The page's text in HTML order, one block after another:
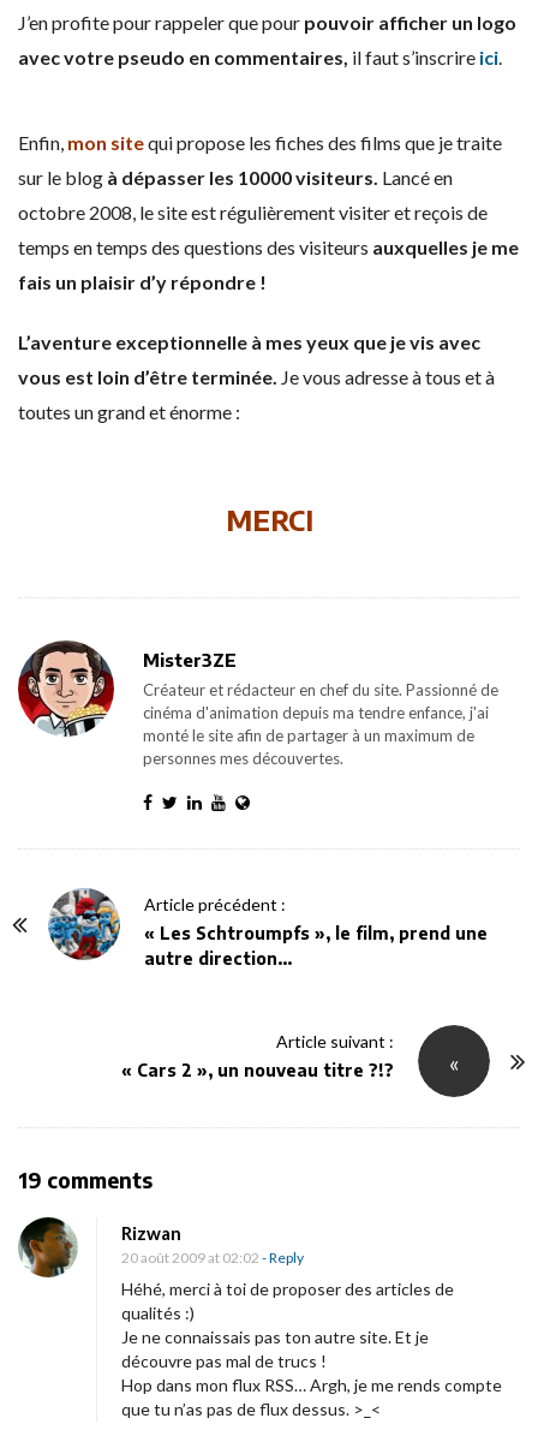
J’en profite pour rappeler que pour pouvoir afficher un logo
avec votre pseudo en commentaires, il faut s’inscrire ici
Enfin, mon sitequi propose les fiches des films que je traite
sur le blog à dépasser les 10000 visiteurs. Lancé en
octobre 2008, le site est régulièrement visiter et reçois de
temps en temps des questions des visiteurs auxquelles je me
fais un plaisir d’y répondre !
L’aventure exceptionnelle à mes yeux que je vis avec
vous est loin d’être terminée. Je vous adresse à tous et à
toutes un grand et énorme :
MERCI
Mister3ZE
Créateur et rédacteur en chef du site. Passionné de
cinéma d'animation depuis ma tendre enfance, j'ai
monté le site afin de partager à un maximum de
personnes mes découvertes.
Article précédent :
« Les Schtroumpfs », le film, prend une
autre direction…
«
Article suivant :
« Cars 2 », un nouveau titre ?!?
19 commentsO
L
b
o
n
h
Rizwan
20 août 2009 at 02:02 - Reply
Héhé, merci à toi de proposer des articles de
qualités :)
Je ne connaissais pas ton autre site. Et je
découvre pas mal de trucs !
Hop dans mon flux RSS… Argh, je me rends compte
que tu n’as pas de flux dessus. >_<